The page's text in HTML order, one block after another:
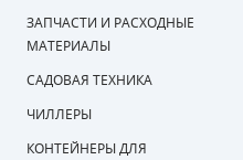
ЗАПЧАСТИ И РАСХОДНЫЕ
МАТЕРИАЛЫ
САДОВАЯ ТЕХНИКА
ЧИЛЛЕРЫ
КОНТЕЙНЕРЫ ДЛЯ